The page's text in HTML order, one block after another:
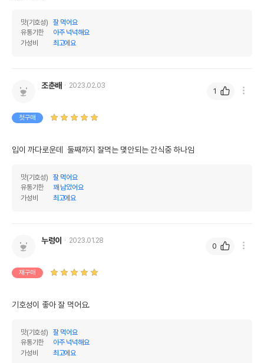
맛(기호성)
잘 먹어요
유통기한
아주 넉넉해요
가성비
최고에요
조춘배 2023.02.03
첫구매
입이 까다로운데  둘째까지 잘먹는 몇안되는 간식중 하나임
맛(기호성)
잘 먹어요
유통기한
꽤 남았어요
가성비
최고에요
1
누렁이 2023.01.28
재구매
기호성이 좋아 잘 먹어요.
맛(기호성)
잘 먹어요
유통기한
아주 넉넉해요
가성비
최고에요
0